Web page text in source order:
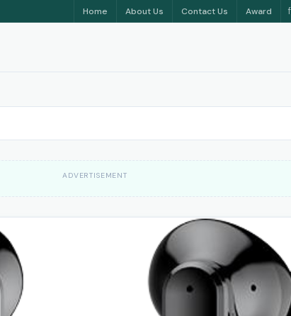
Home About Us Contact Us Award
ADVERTISEMENT